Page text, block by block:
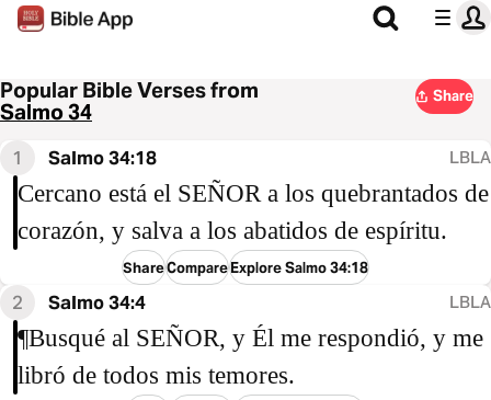
Popular Bible Verses from
Salmo 34
Share
1 Salmo 34:18 LBLA
Cercano está el SEÑOR a los quebrantados de
corazón, y salva a los abatidos de espíritu.
ShareCompareExplore Salmo 34:18
2 Salmo 34:4 LBLA
¶Busqué al SEÑOR, y Él me respondió, y me
libró de todos mis temores.